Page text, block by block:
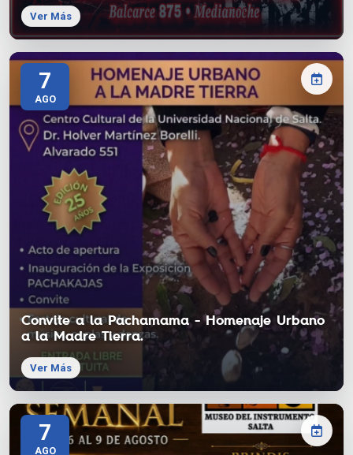
Ver Más
7
AGO
Convite a la Pachamama - Homenaje Urbano
a la Madre Tierra.
Ver Más
7
AGO